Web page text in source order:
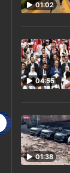
01:02
04:55
01:38